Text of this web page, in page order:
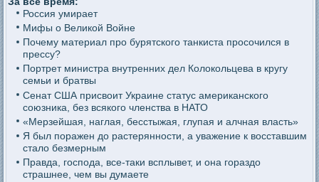
Россия умирает
Мифы о Великой Войне
Почему материал про бурятского танкиста просочился в
прессу?
Портрет министра внутренних дел Колокольцева в кругу
семьи и братвы
Сенат США присвоит Украине статус американского
союзника, без всякого членства в НАТО
«Мерзейшая, наглая, бесстыжая, глупая и алчная власть»
Я был поражен до растерянности, а уважение к восставшим
стало безмерным
Правда, господа, все-таки всплывет, и она гораздо
страшнее, чем вы думаете